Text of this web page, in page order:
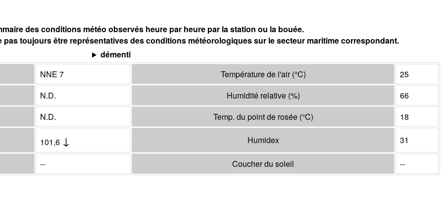
des conditions météo observés heure par heure par la station ou la bouée.
toujours être représentatives des conditions météorologiques sur le secteur maritime correspondant.
démenti
NNE 7 Température de l'air(°C)
25
N.D. Humidité relative (%)
66
N.D. Temp. du point de rosée (°C) 18
101,6 ↓ Humidex 31
-- Coucher du soleil --